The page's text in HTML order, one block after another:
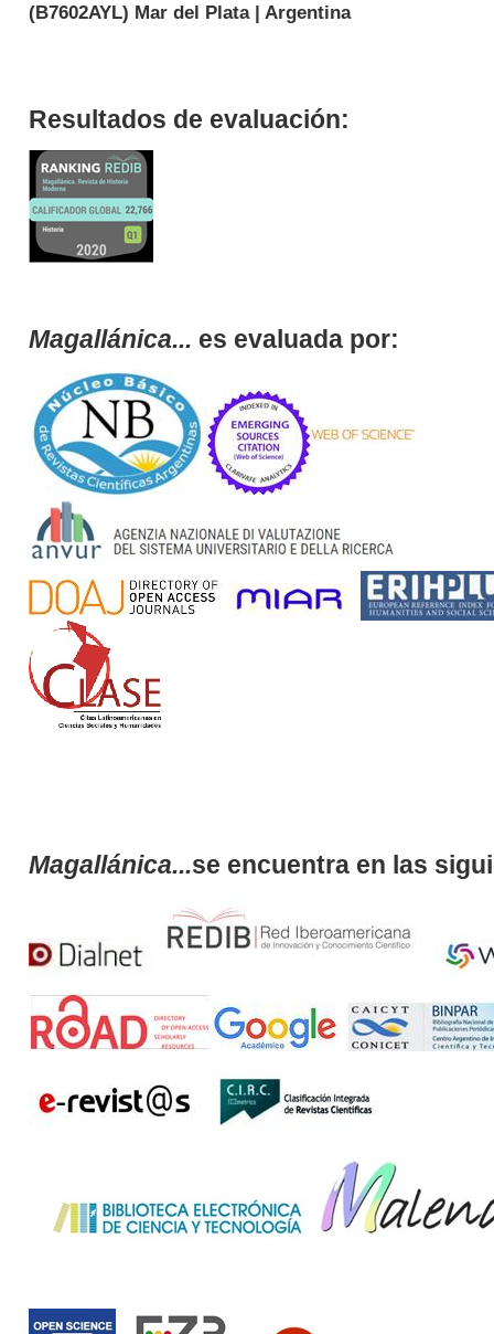
(B7602AYL) Mar del Plata | Argentina
Resultados de evaluación:
Magallánica... es evaluada por:
Magallánica...se encuentra en las